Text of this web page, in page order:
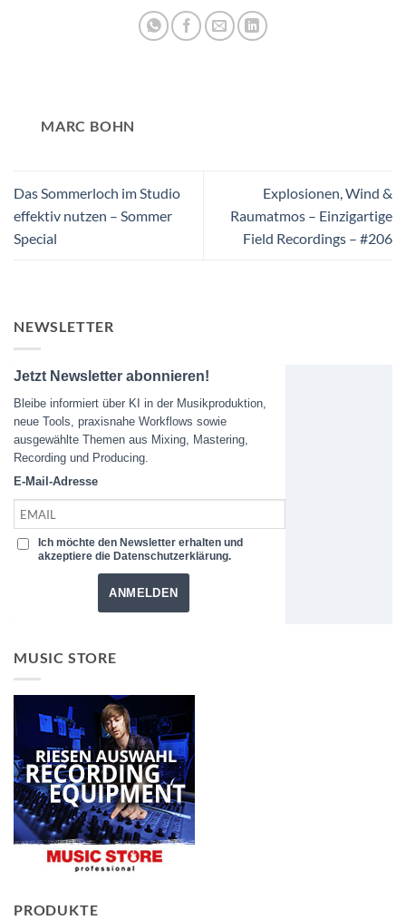
MARC BOHN
Das Sommerloch im Studio
effektiv nutzen – Sommer
Special
Explosionen, Wind &
Raumatmos – Einzigartige
Field Recordings – #206
NEWSLETTER
Jetzt Newsletter abonnieren!
Bleibe informiert über KI in der Musikproduktion,
neue Tools, praxisnahe Workflows sowie
ausgewählte Themen aus Mixing, Mastering,
Recording und Producing.
E-Mail-Adresse
Ich möchte den Newsletter erhalten und
akzeptiere die Datenschutzerklärung.
ANMELDEN
MUSIC STORE
PRODUKTE